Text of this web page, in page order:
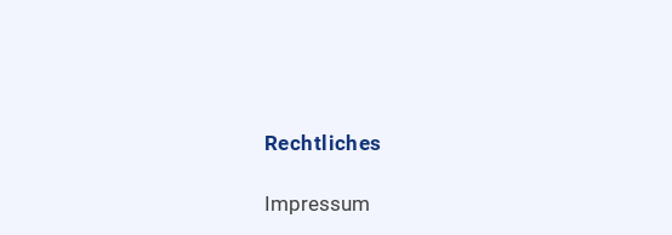
Rechtliches
Impressum